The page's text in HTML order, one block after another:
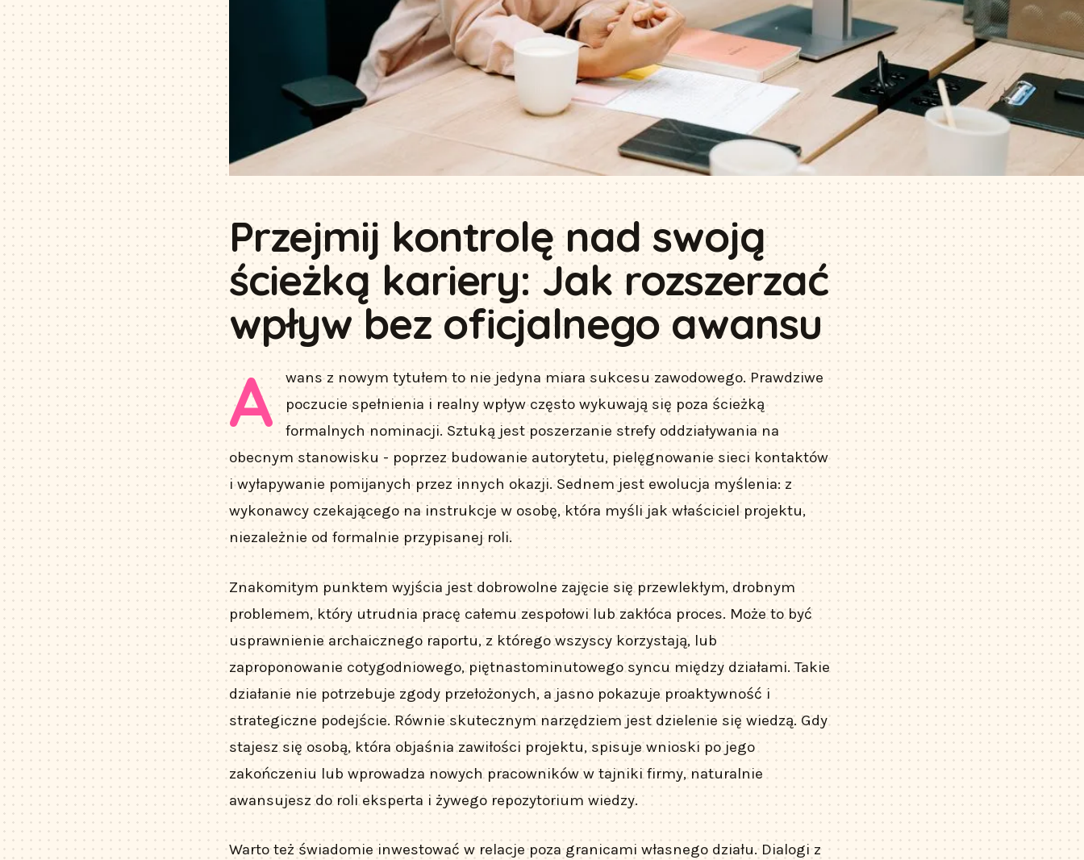
Przejmij kontrolę nad swoją
ścieżką kariery: Jak rozszerzać
wpływ bez oficjalnego awansu
A
wans z nowym tytułem to nie jedyna miara sukcesu zawodowego. Prawdziwe
poczucie spełnienia i realny wpływ często wykuwają się poza ścieżką
formalnych nominacji. Sztuką jest poszerzanie strefy oddziaływania na
obecnym stanowisku - poprzez budowanie autorytetu, pielęgnowanie sieci kontaktów
i wyłapywanie pomijanych przez innych okazji. Sednem jest ewolucja myślenia: z
wykonawcy czekającego na instrukcje w osobę, która myśli jak właściciel projektu,
niezależnie od formalnie przypisanej roli.
Znakomitym punktem wyjścia jest dobrowolne zajęcie się przewlekłym, drobnym
problemem, który utrudnia pracę całemu zespołowi lub zakłóca proces. Może to być
usprawnienie archaicznego raportu, z którego wszyscy korzystają, lub
zaproponowanie cotygodniowego, piętnastominutowego syncu między działami. Takie
działanie nie potrzebuje zgody przełożonych, a jasno pokazuje proaktywność i
strategiczne podejście. Równie skutecznym narzędziem jest dzielenie się wiedzą. Gdy
stajesz się osobą, która objaśnia zawiłości projektu, spisuje wnioski po jego
zakończeniu lub wprowadza nowych pracowników w tajniki firmy, naturalnie
awansujesz do roli eksperta i żywego repozytorium wiedzy.
Warto też świadomie inwestować w relacje poza granicami własnego działu. Dialogi z